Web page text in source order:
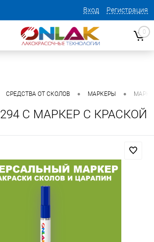
Вход Регистрация
0
СРЕДСТВА ОТ СКОЛОВ • МАРКЕРЫ •
C МАРКЕР С КРАСКОЙ